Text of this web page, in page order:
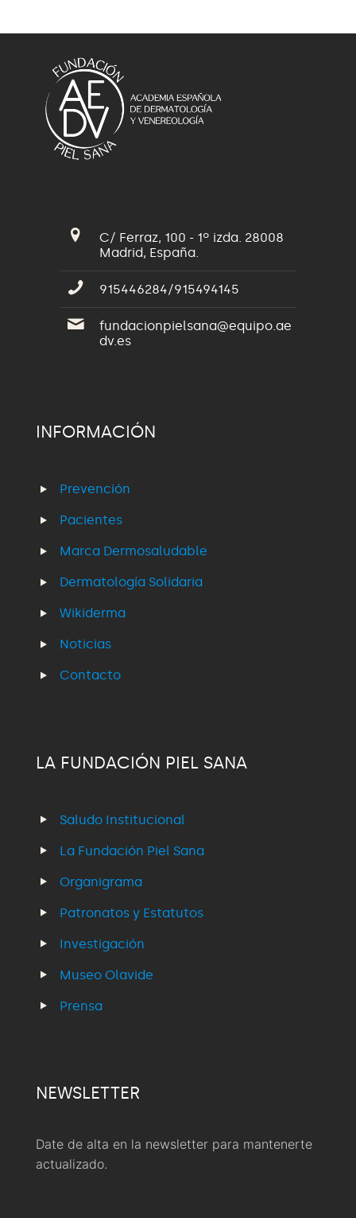
C/ Ferraz, 100 - 1º izda. 28008
Madrid, España.
915446284/915494145
fundacionpielsana@equipo.ae
dv.es
INFORMACIÓN
Prevención
Pacientes
Marca Dermosaludable
Dermatología Solidaria
Wikiderma
Noticias
Contacto
LA FUNDACIÓN PIEL SANA
Saludo Institucional
La Fundación Piel Sana
Organigrama
Patronatos y Estatutos
Investigación
Museo Olavide
Prensa
NEWSLETTER
Date de alta en la newsletter para mantenerte
actualizado.